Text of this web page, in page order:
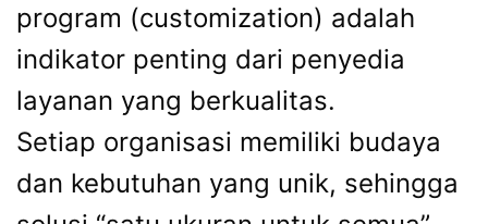
program (customization) adalah
indikator penting dari penyedia
layanan yang berkualitas.
Setiap organisasi memiliki budaya
dan kebutuhan yang unik, sehingga